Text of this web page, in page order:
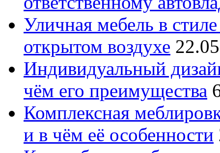
Уличная мебель в
открытом воздухе
Индивидуальный
чём его преимущества
Комплексная
и в чём её особенности